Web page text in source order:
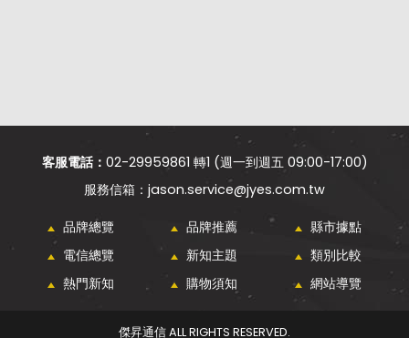
客服電話： 02-29959861 轉1 (週一到週五 09:00-17:00)
jason.service@jyes.com.tw
品牌總覽 品牌推薦
縣市據點
電信總覽
新知主題
類別比較
熱門新知
購物須知 網站導覽
傑昇通信 ALL RIGHTS RESERVED.